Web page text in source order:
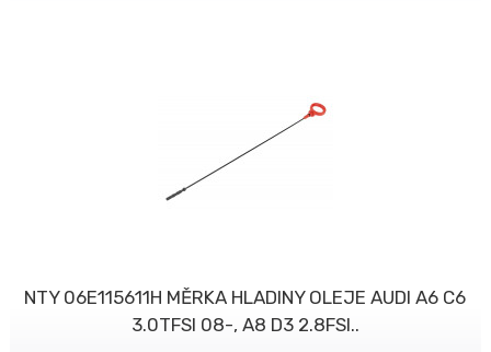
NTY 06E115611H MĚRKA HLADINY OLEJE AUDI A6 C6
3.0TFSI 08-, A8 D3 2.8FSI..